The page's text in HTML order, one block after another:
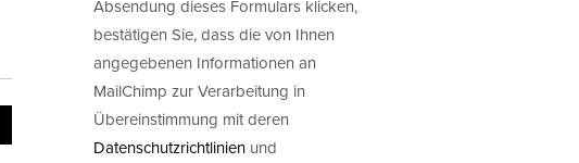
Absendung dieses Formulars klicken,
bestätigen Sie, dass die von Ihnen
angegebenen Informationen an
MailChimp zur Verarbeitung in
Übereinstimmung mit deren
Datenschutzrichtlinien und